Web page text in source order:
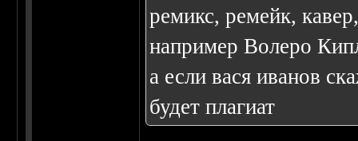
ремикс, ремейк,
например Волеро
а если вася иванов
будет плагиат